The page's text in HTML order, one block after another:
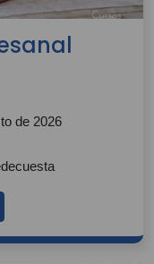
de 2026